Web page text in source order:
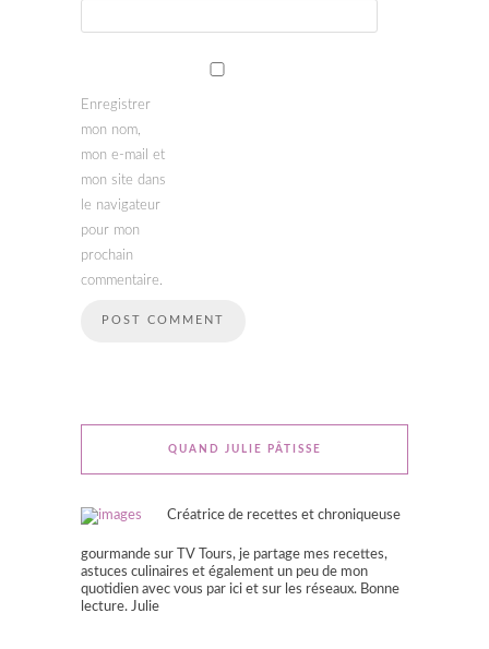
Enregistrer
mon nom,
mon e-mail et
mon site dans
le navigateur
pour mon
prochain
commentaire.
QUAND JULIE PÂTISSE
Créatrice de recettes et chroniqueuse
gourmande sur TV Tours, je partage mes recettes,
astuces culinaires et également un peu de mon
quotidien avec vous par ici et sur les réseaux. Bonne
lecture. Julie